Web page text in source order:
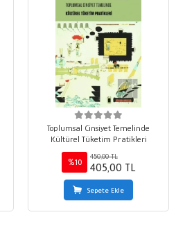
Toplumsal Cinsiyet Temelinde
Kültürel Tüketim Pratikleri
%10
450,00 TL
405,00 TL
Sepete Ekle